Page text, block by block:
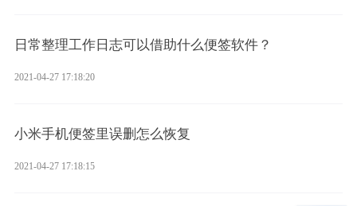
日常整理工作日志可以借助什么便签软件？
2021-04-27 17:18:20
小米手机便签里误删怎么恢复
2021-04-27 17:18:15